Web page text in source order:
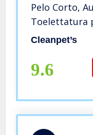
Pelo Corto,
Toelettatura
Manico
Cleanpet’s
9.6